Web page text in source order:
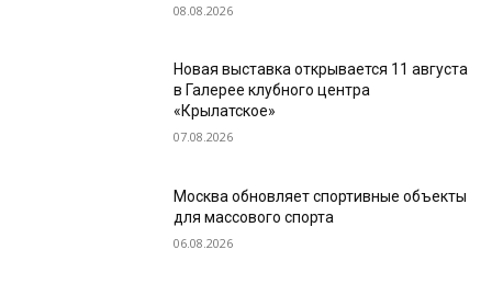
08.08.2026
Новая выставка открывается 11 августа
в Галерее клубного центра
«Крылатское»
07.08.2026
Москва обновляет спортивные объекты
для массового спорта
06.08.2026